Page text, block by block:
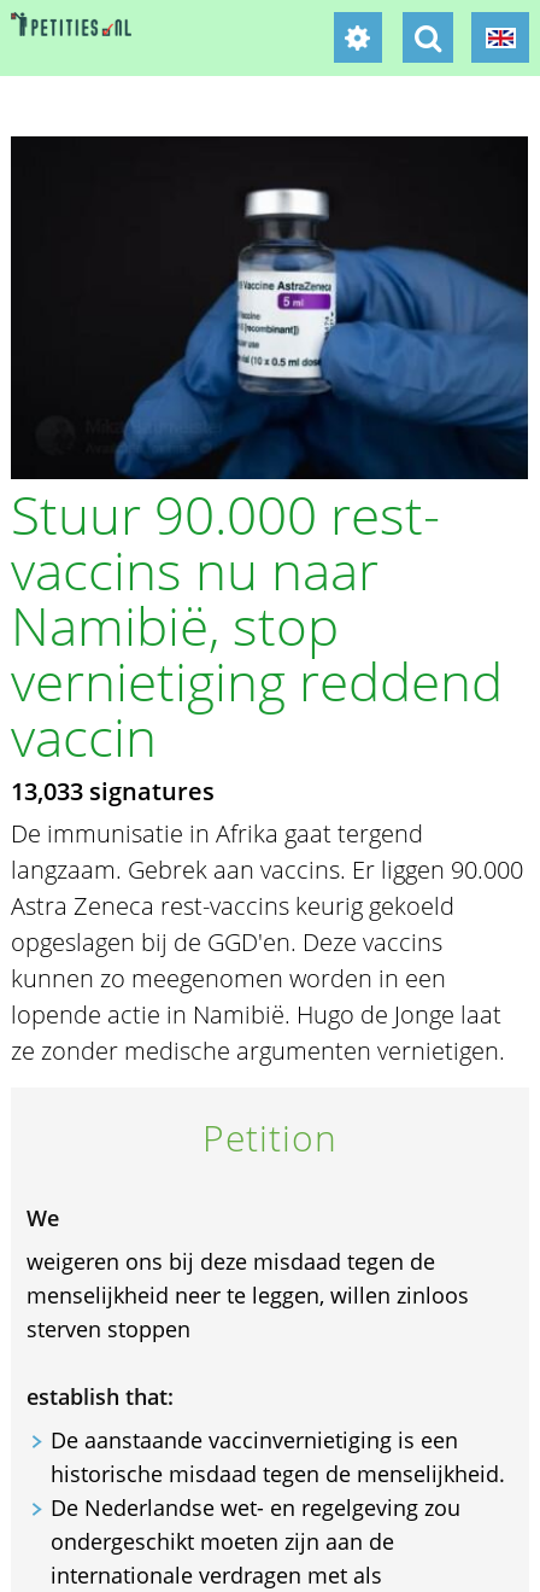
Stuur 90.000 rest-
vaccins nu naar
Namibië, stop
vernietiging reddend
vaccin
13,033 signatures
De immunisatie in Afrika gaat tergend
langzaam. Gebrek aan vaccins. Er liggen 90.000
Astra Zeneca rest-vaccins keurig gekoeld
opgeslagen bij de GGD'en. Deze vaccins
kunnen zo meegenomen worden in een
lopende actie in Namibië. Hugo de Jonge laat
ze zonder medische argumenten vernietigen.
Petition
We
weigeren ons bij deze misdaad tegen de
menselijkheid neer te leggen, willen zinloos
sterven stoppen
establish that:
De aanstaande vaccinvernietiging is een
historische misdaad tegen de menselijkheid.
De Nederlandse wet- en regelgeving zou
ondergeschikt moeten zijn aan de
internationale verdragen met als